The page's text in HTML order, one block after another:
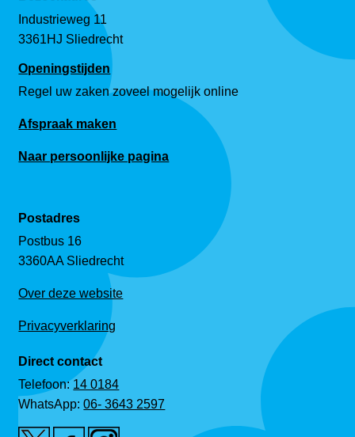
Industrieweg 11
3361HJ Sliedrecht
Openingstijden
Regel uw zaken zoveel mogelijk online
Afspraak maken
Naar persoonlijke pagina
Postadres
Postbus 16
3360AA Sliedrecht
Over deze website
Privacyverklaring
Direct contact
Telefoon:14 0184
WhatsApp:06- 3643 2597